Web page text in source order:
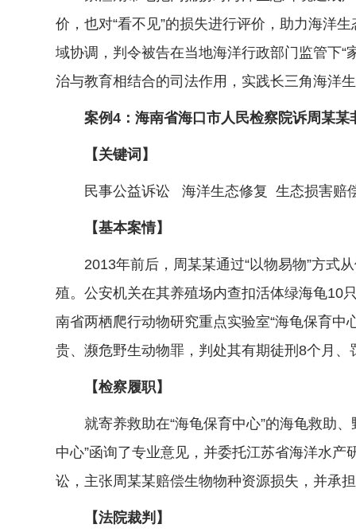
价，也对“看不见”的损失进行评价，助力海洋
域协调，判令被告在当地海洋行政部门监管下“
治与教育相结合的司法作用，实践长三角海洋
案例4：海南省海口市人民检察院诉周某某
【关键词】
民事公益诉讼 海洋生态修复 生态损害赔
【基本案情】
2013年前后，周某某通过“以物易物”方式从
殖。公安机关在其养殖场内查扣活体绿海龟10
南省两栖爬行动物研究重点实验室“海龟保育
贵、濒危野生动物罪，判处其有期徒刑8个月
【检察履职】
就寄养救助在“海龟保育中心”的海龟救助、
中心”函询了专业意见，并委托江苏省海洋水
讼，主张周某某赔偿生物物种资源损失，并承
【法院裁判】